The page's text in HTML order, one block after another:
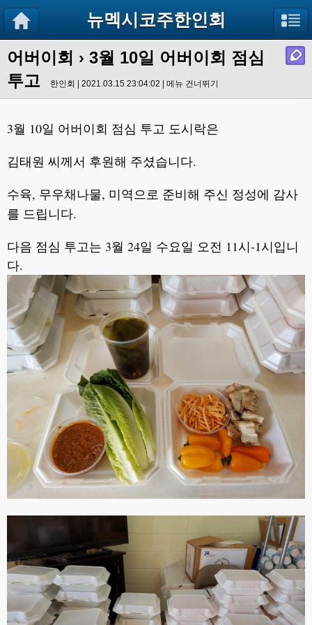
뉴멕시코주한인회
어버이회 › 3월 10일 어버이회 점심
투고
한인회 | 2021.03.15 23:04:02 | 메뉴 건너뛰기
3월 10일 어버이회 점심 투고 도시락은
김태원 씨께서 후원해 주셨습니다.
수육, 무우채나물, 미역으로 준비해 주신 정성에 감사
를 드립니다.
다음 점심 투고는 3월 24일 수요일 오전 11시-1시입니
다.